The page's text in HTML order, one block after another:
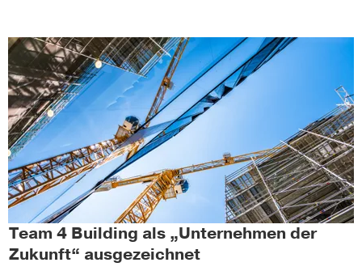
Team 4 Building als „Unternehmen der
Zukunft“ ausgezeichnet